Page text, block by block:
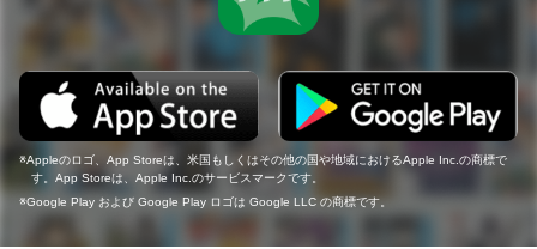
Appleのロゴ、App Storeは、米国もしくはその他の国や地域におけるApple Inc.の商標で
す。App Storeは、Apple Inc.のサービスマークです。
Google Play および Google Play ロゴは Google LLC の商標です。